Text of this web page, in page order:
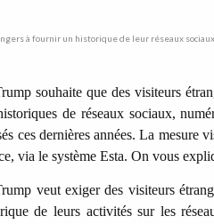
souhaite que des visiteurs
de réseaux sociaux,
ces dernières années. La mesure
via le système Esta. On vous
veut exiger des visiteurs
de leurs activités sur les